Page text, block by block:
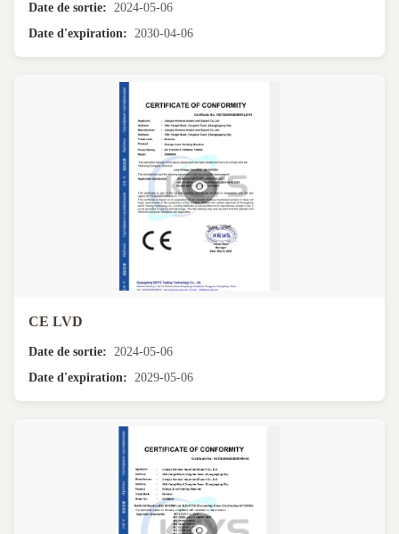
Date de sortie: 2024-05-06
Date d'expiration: 2030-04-06
CE LVD
Date de sortie:
2024-05-06
Date d'expiration:
2029-05-06